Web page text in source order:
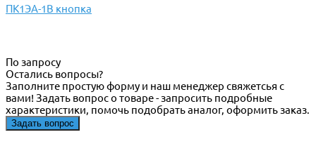
ПК1ЭА-1В кнопка
По запросу
Остались вопросы?
Заполните простую форму и наш менеджер свяжетсья с
вами! Задать вопрос о товаре - запросить подробные
характеристики, помочь подобрать аналог, оформить заказ.
Задать вопрос